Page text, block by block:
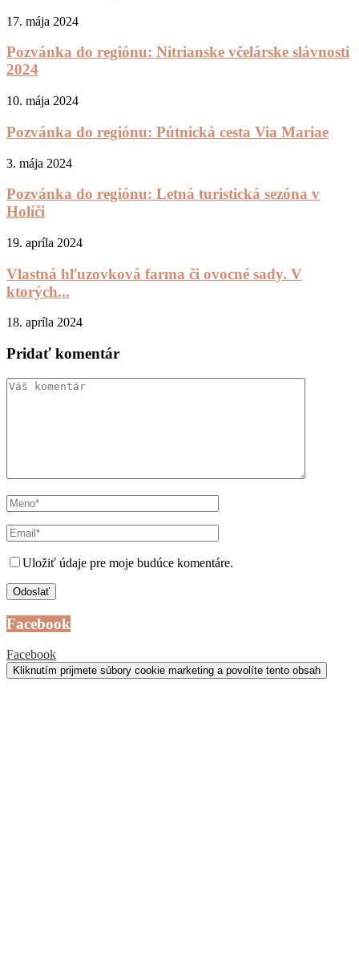
17. mája 2024
Pozvánka do regiónu: Nitrianske včelárske slávnosti
2024
10. mája 2024
Pozvánka do regiónu: Pútnická cesta Via Mariae
3. mája 2024
Pozvánka do regiónu: Letná turistická sezóna v
Holíči
19. apríla 2024
Vlastná hľuzovková farma či ovocné sady. V
ktorých...
18. apríla 2024
Pridať komentár
Uložiť údaje pre moje budúce komentáre.
Facebook
Facebook
Kliknutím prijmete súbory cookie marketing a povolíte tento obsah